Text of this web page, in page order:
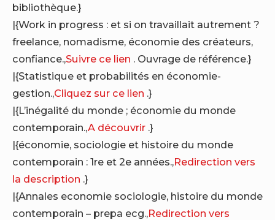
bibliothèque.}
|{Work in progress : et si on travaillait autrement ?
freelance, nomadisme, économie des créateurs,
confiance.,Suivre ce lien . Ouvrage de référence.}
|{Statistique et probabilités en économie-
gestion.,Cliquez sur ce lien .}
|{L’inégalité du monde ; économie du monde
contemporain.,A découvrir .}
|{économie, sociologie et histoire du monde
contemporain : 1re et 2e années.,Redirection vers
la description .}
|{Annales economie sociologie, histoire du monde
contemporain – prepa ecg.,Redirection vers